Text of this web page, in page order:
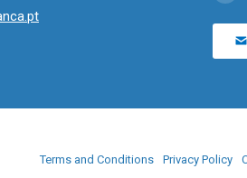
Terms and Conditions Privacy Policy